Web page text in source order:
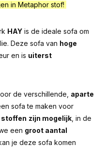
in Metaphor stof!
HAY is de ideale sofa om
Deze sofa van hoge
en is uiterst
de verschillende, aparte
sofa te maken voor
stoffen zijn mogelijk , in de
een groot aantal
je deze sofa komen